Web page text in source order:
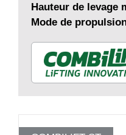
Hauteur de levage
Mode de